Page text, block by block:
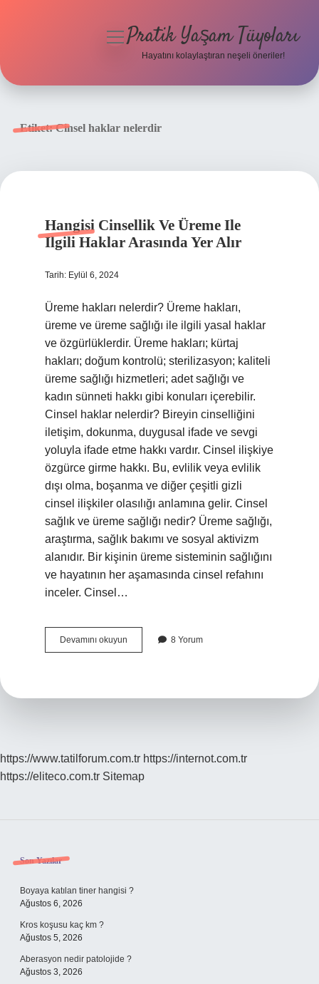
menüyü
Pratik Yaşam Tüyoları
Hayatını kolaylaştıran neşeli öneriler!
Etiket:Cinsel haklar nelerdir
Hangisi Cinsellik Ve Üreme Ile
Ilgili Haklar Arasında Yer Alır
Tarih: Eylül 6, 2024
Üreme hakları nelerdir? Üreme hakları,
üreme ve üreme sağlığı ile ilgili yasal haklar
ve özgürlüklerdir. Üreme hakları; kürtaj
hakları; doğum kontrolü; sterilizasyon; kaliteli
üreme sağlığı hizmetleri; adet sağlığı ve
kadın sünneti hakkı gibi konuları içerebilir.
Cinsel haklar nelerdir? Bireyin cinselliğini
iletişim, dokunma, duygusal ifade ve sevgi
yoluyla ifade etme hakkı vardır. Cinsel ilişkiye
özgürce girme hakkı. Bu, evlilik veya evlilik
dışı olma, boşanma ve diğer çeşitli gizli
cinsel ilişkiler olasılığı anlamına gelir. Cinsel
sağlık ve üreme sağlığı nedir? Üreme sağlığı,
araştırma, sağlık bakımı ve sosyal aktivizm
alanıdır. Bir kişinin üreme sisteminin sağlığını
ve hayatının her aşamasında cinsel refahını
inceler. Cinsel…
Devamını okuyun
Cinsellik
Alır
8 Yorum
https://www.tatilforum.com.tr https://internot.com.tr
https://eliteco.com.tr Sitemap
Sidebar
Son Yazılar
Boyaya katılan tiner hangisi ?
Ağustos 6, 2026
Kros koşusu kaç km ?
Ağustos 5, 2026
Aberasyon nedir patolojide ?
Ağustos 3, 2026